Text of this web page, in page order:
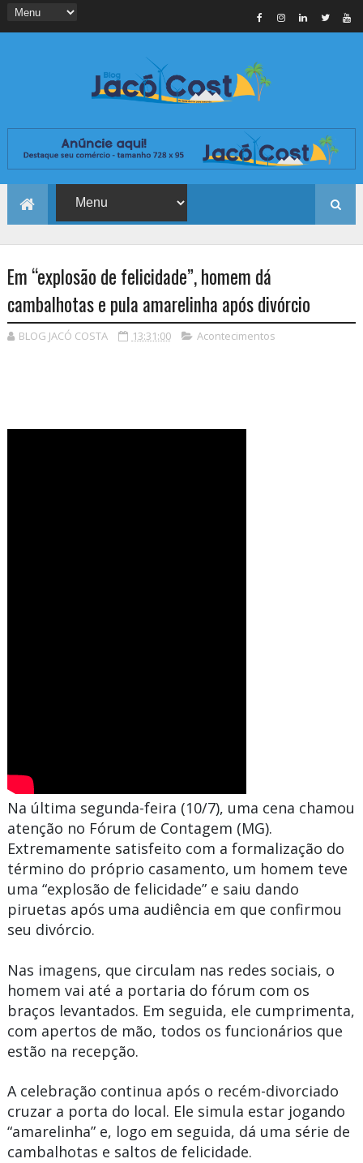
Em “explosão de felicidade”, homem dá
cambalhotas e pula amarelinha após divórcio
BLOG JACÓ COSTA 13:31:00 Acontecimentos
Na última segunda-feira (10/7), uma cena chamou
atenção no Fórum de Contagem (MG).
Extremamente satisfeito com a formalização do
término do próprio casamento, um homem teve
uma “explosão de felicidade” e saiu dando
piruetas após uma audiência em que confirmou
seu divórcio.
Nas imagens, que circulam nas redes sociais, o
homem vai até a portaria do fórum com os
braços levantados. Em seguida, ele cumprimenta,
com apertos de mão, todos os funcionários que
estão na recepção.
A celebração continua após o recém-divorciado
cruzar a porta do local. Ele simula estar jogando
“amarelinha” e, logo em seguida, dá uma série de
cambalhotas e saltos de felicidade.